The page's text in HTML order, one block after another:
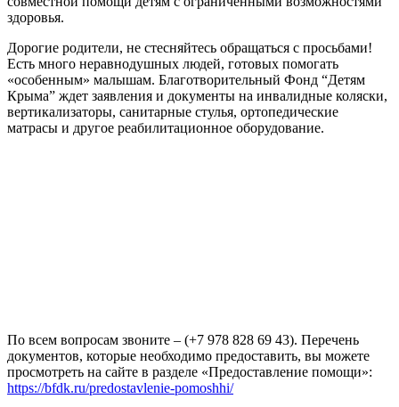
здоровья.
Дорогие родители, не стесняйтесь обращаться с просьбами!
Есть много неравнодушных людей, готовых помогать
«особенным» малышам. Благотворительный Фонд “Детям
Крыма” ждет заявления и документы на инвалидные коляски,
вертикализаторы, санитарные стулья, ортопедические
матрасы и другое реабилитационное оборудование.
По всем вопросам звоните – (+7 978 828 69 43). Перечень
документов, которые необходимо предоставить, вы можете
просмотреть на сайте в разделе «Предоставление помощи»:
https://bfdk.ru/predostavlenie-pomoshhi/